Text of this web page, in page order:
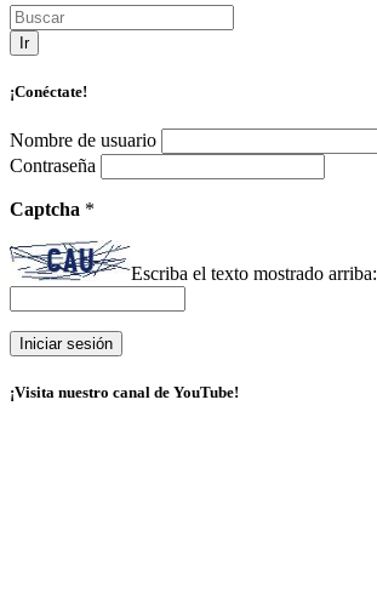
Ir
¡Conéctate!
Nombre de usuario
Contraseña
Captcha *
Escriba el texto mostrado arriba:
¡Visita nuestro canal de YouTube!